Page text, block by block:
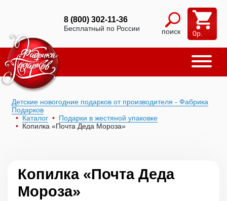
8 (800) 302-11-36
Бесплатный по России поиск 0р.
Детские новогодние подарков от производителя - Фабрика
Подарков
Каталог
Подарки в жестяной упаковке
Копилка «Почта Деда Мороза»
Копилка «Почта Деда
Мороза»